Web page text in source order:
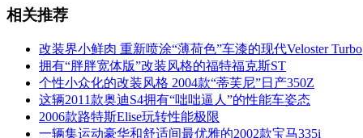
相关推荐
改装界小鲜肉 重新喷涂“薄荷色”车漆的现代Veloster Turbo
拥有“胖胖宽体版”改装风格的福特福克斯ST
个性小众化的改装风格 2004款“蒂芙尼”日产350Z
这辆2011款奥迪S4拥有“咄咄逼人”的性能车姿态
2006款路特斯Elise玩转性能极限
一辆集运动豪华和舒适间最优雅的2002款宝马335i